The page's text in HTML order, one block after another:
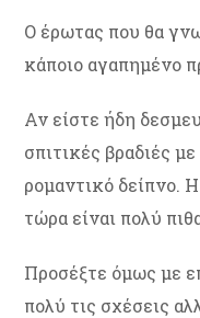
Ο έρωτας που θα
κάποιο αγαπημένο
Αν είστε ήδη
σπιτικές βραδιές
ρομαντικό δείπνο.
τώρα είναι πολύ
Προσέξτε όμως με
πολύ τις σχέσεις